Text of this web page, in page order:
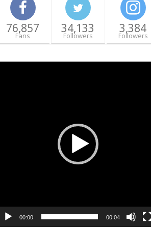
76,857
Fans
34,133
Followers
3,384
Followers
00:00 00:04